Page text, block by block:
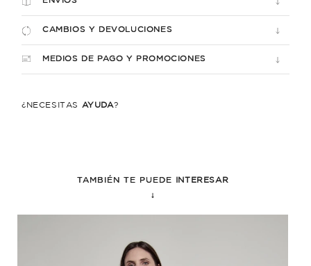
CAMBIOS Y DEVOLUCIONES
MEDIOS DE PAGO Y PROMOCIONES
¿NECESITÁS AYUDA?
TAMBIÉN TE PUEDE
INTERESAR
↓